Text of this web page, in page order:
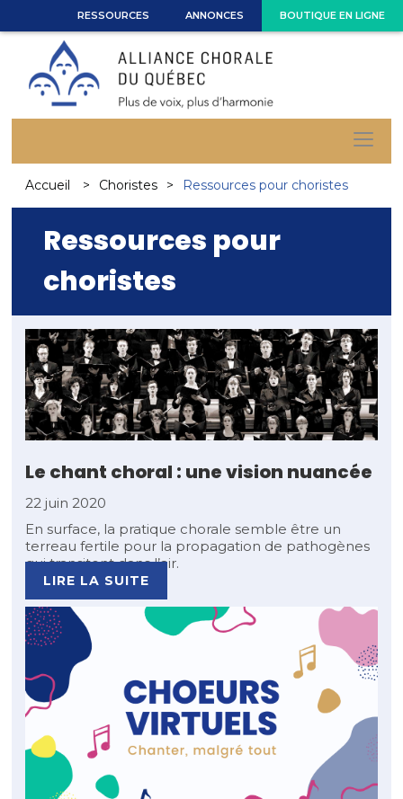
BOUTIQUE EN LIGNE
RESSOURCES ANNONCES
Accueil Choristes Ressources pour choristes
Ressources pour
choristes
Le chant choral : une vision nuancée
22 juin 2020
En surface, la pratique chorale semble être un
terreau fertile pour la propagation de pathogènes
qui transitent dans l’air.
LIRE LA SUITE